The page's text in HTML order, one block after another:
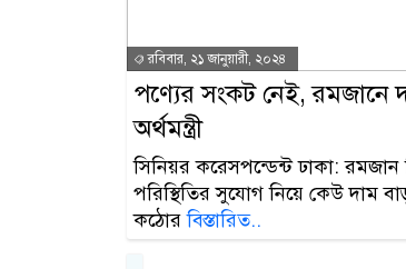
রবিবার, ২১ জানুয়ারী, ২০২৪
পণ্যের সংকট নেই, রমজানে
অর্থমন্ত্রী
সিনিয়র করেসপন্ডেন্ট ঢাকা:
পরিস্থিতির সুযোগ নিয়ে কেউ দাম
কঠোরবিস্তারিত..